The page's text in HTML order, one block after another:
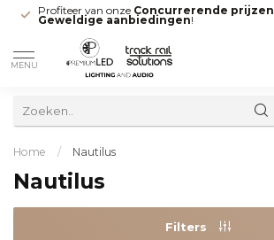
Profiteer van onze Concurrerende prijzen
Geweldige aanbiedingen!
MENU
Home / Nautilus
Nautilus
Filters